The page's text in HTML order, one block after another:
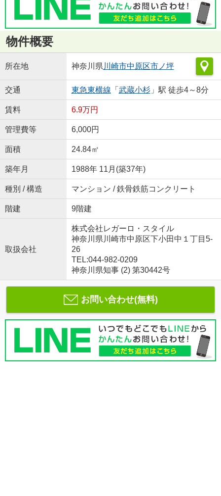
物件概要
所在地 神奈川県 川崎市中原区市ノ坪
交通 東急東横線 「 武蔵小杉」駅 徒歩4～8分
賃料 6.9万円
管理費等 6,000円
面積 24.84㎡
築年月 1988年 11月(築37年)
種別 / 構造 マンション / 鉄骨鉄筋コンクリート
階建 9階建
取扱会社
株式会社レガーロ・スタイル
神奈川県川崎市中原区下小田中１丁目5-
26
TEL:044-982-0209
神奈川県知事 (2) 第30442号
お問い合わせ(無料)